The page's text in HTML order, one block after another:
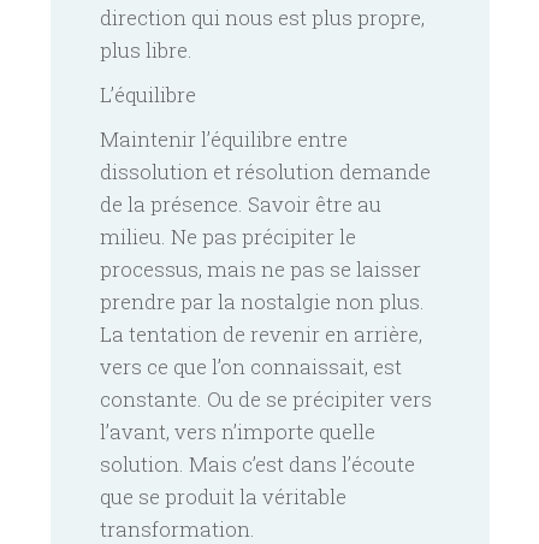
direction qui nous est plus propre,
plus libre.
L’équilibre
Maintenir l’équilibre entre
dissolution et résolution demande
de la présence. Savoir être au
milieu. Ne pas précipiter le
processus, mais ne pas se laisser
prendre par la nostalgie non plus.
La tentation de revenir en arrière,
vers ce que l’on connaissait, est
constante. Ou de se précipiter vers
l’avant, vers n’importe quelle
solution. Mais c’est dans l’écoute
que se produit la véritable
transformation.